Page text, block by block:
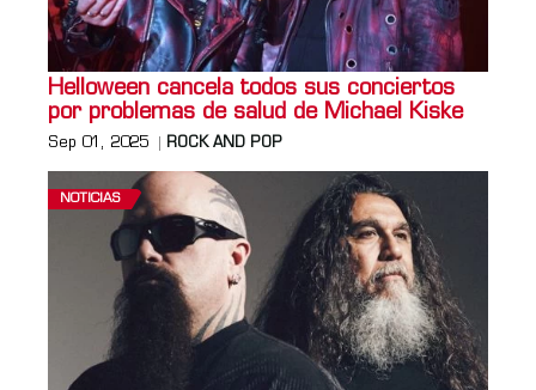
Helloween cancela todos sus conciertos
por problemas de salud de Michael Kiske
Sep 01, 2025 ROCK AND POP
NOTICIAS